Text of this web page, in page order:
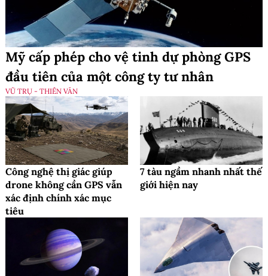
Mỹ cấp phép cho vệ tinh dự phòng GPS
đầu tiên của một công ty tư nhân
VŨ TRỤ - THIÊN VĂN
Công nghệ thị giác giúp
drone không cần GPS vẫn
xác định chính xác mục
tiêu
7 tàu ngầm nhanh nhất thế
giới hiện nay